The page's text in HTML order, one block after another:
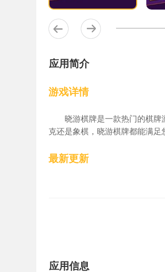
应用简介
游戏详情
晓游棋牌是一款热门的棋
克还是象棋，晓游棋牌都能满足
最新更新
应用信息